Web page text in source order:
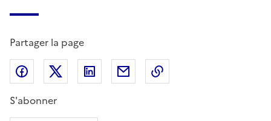
Partager la page
Partager sur Facebook
Partager sur X (anciennement Twitter)
Partager sur LinkedIn
Partager par email
S'abonner